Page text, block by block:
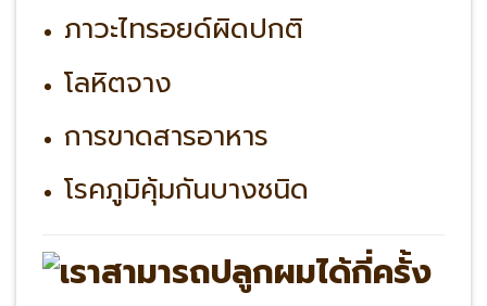
ภาวะไทรอยด์ผิดปกติ
โลหิตจาง
การขาดสารอาหาร
โรคภูมิคุ้มกันบางชนิด